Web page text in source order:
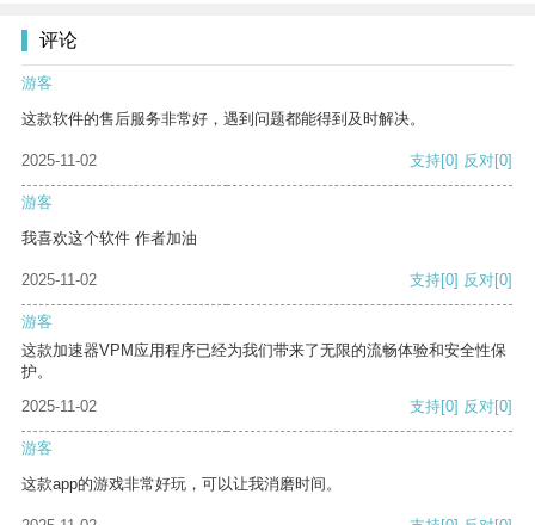
评论
游客
这款软件的售后服务非常好，遇到问题都能得到及时解决。
2025-11-02 支持[0] 反对[0]
游客
我喜欢这个软件 作者加油
2025-11-02 支持[0] 反对[0]
游客
这款加速器VPM应用程序已经为我们带来了无限的流畅体验和安全性保
护。
2025-11-02
支持[0] 反对[0]
游客
这款app的游戏非常好玩，可以让我消磨时间。